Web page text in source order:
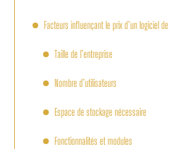
Facteurs influençant le prix d’un logiciel de
Taille de l’entreprise
Nombre d’utilisateurs
Espace de stockage nécessaire
Fonctionnalités et modules